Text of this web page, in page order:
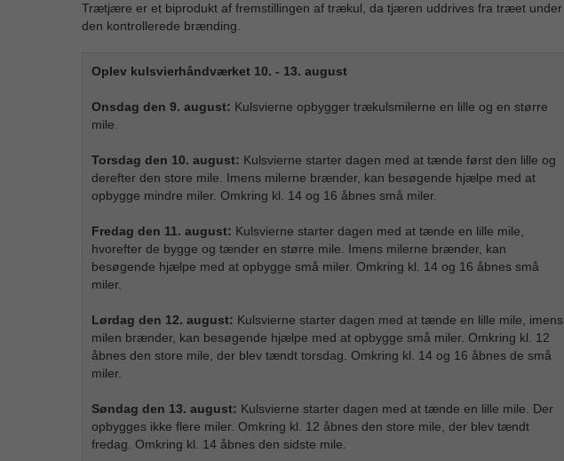
Trætjære er et biprodukt af fremstillingen af trækul, da tjæren uddrives fra træet under
den kontrollerede brænding.
Oplev kulsvierhåndværket 10. - 13. august
Onsdag den 9. august: Kulsvierne opbygger trækulsmilerne en lille og en større
mile.
Torsdag den 10. august: Kulsvierne starter dagen med at tænde først den lille og
derefter den store mile. Imens milerne brænder, kan besøgende hjælpe med at
opbygge mindre miler. Omkring kl. 14 og 16 åbnes små miler.
Fredag den 11. august: Kulsvierne starter dagen med at tænde en lille mile,
hvorefter de bygge og tænder en større mile. Imens milerne brænder, kan
besøgende hjælpe med at opbygge små miler. Omkring kl. 14 og 16 åbnes små
miler.
Lørdag den 12. august: Kulsvierne starter dagen med at tænde en lille mile, imens
milen brænder, kan besøgende hjælpe med at opbygge små miler. Omkring kl. 12
åbnes den store mile, der blev tændt torsdag. Omkring kl. 14 og 16 åbnes de små
miler.
Søndag den 13. august: Kulsvierne starter dagen med at tænde en lille mile. Der
opbygges ikke flere miler. Omkring kl. 12 åbnes den store mile, der blev tændt
fredag. Omkring kl. 14 åbnes den sidste mile.